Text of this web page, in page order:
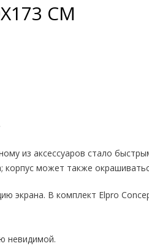
СМ
из аксессуаров стало
может также
экрана. В комплект Elpro
невидимой.